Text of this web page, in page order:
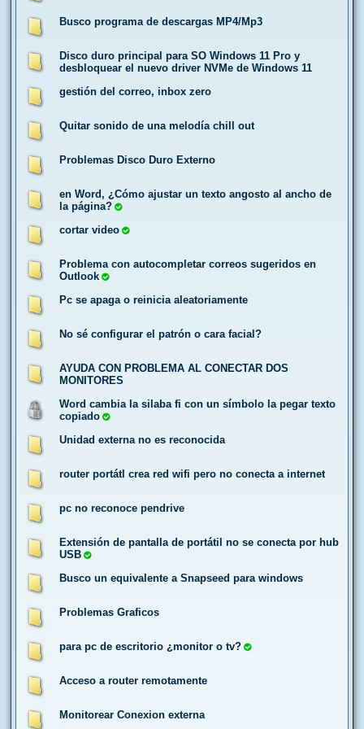
Busco programa de descargas MP4/Mp3
Disco duro principal para SO Windows 11 Pro y
desbloquear el nuevo driver NVMe de Windows 11
gestión del correo, inbox zero
Quitar sonido de una melodía chill out
Problemas Disco Duro Externo
en Word, ¿Cómo ajustar un texto angosto al ancho de
la página?
cortar video
Problema con autocompletar correos sugeridos en
Outlook
Pc se apaga o reinicia aleatoriamente
No sé configurar el patrón o cara facial?
AYUDA CON PROBLEMA AL CONECTAR DOS
MONITORES
Word cambia la silaba fi con un símbolo la pegar texto
copiado
Unidad externa no es reconocida
router portátl crea red wifi pero no conecta a internet
pc no reconoce pendrive
Extensión de pantalla de portátil no se conecta por hub
USB
Busco un equivalente a Snapseed para windows
Problemas Graficos
para pc de escritorio ¿monitor o tv?
Acceso a router remotamente
Monitorear Conexion externa